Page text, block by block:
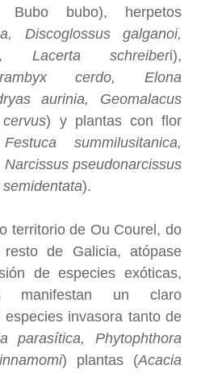
Bubo bubo), herpetos
Discoglossus galganoi,
Lacerta schreiberi),
cerdo, Elona
aurinia, Geomalacus
) y plantas con flor
summilusitanica,
pseudonarcissus
).
territorio de Ou Courel, do
de Galicia, atópase
de especies exóticas,
manifestan un claro
invasora tanto de
parasítica, Phytophthora
) plantas (Acacia